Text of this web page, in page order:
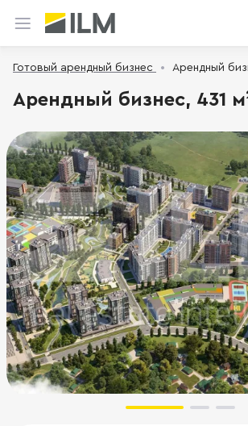
Готовый арендный бизнес Арендный
Арендный бизнес, 431